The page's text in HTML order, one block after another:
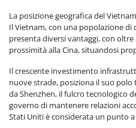
La posizione geografica del
Il Vietnam, con una popolazione di
presenta diversi vantaggi, con oltre
prossimità alla Cina, situandosi
Il crescente investimento
nuove strade, posiziona il suo polo
da Shenzhen, il fulcro tecnologico
governo di mantenere relazioni
Stati Uniti è considerata un punto